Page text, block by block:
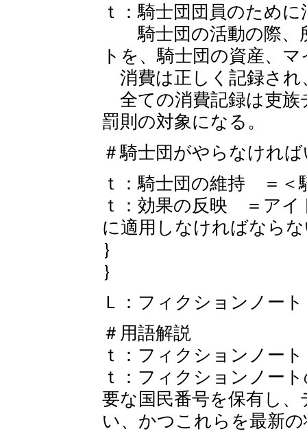
ｔ：騎士団団員のため
騎士団の活動の際、
トを、騎士団の資産、
消費は正しく記録され
全ての消費記録は吏族
罰則の対象になる。
＃騎士団がやらなけれ
ｔ：騎士団の維持 ＝＜
ｔ：効果の反映 ＝アイ
に適用しなければなら
｝
｝
Ｌ：フィクションノー
＃用語解説
ｔ：フィクションノー
ｔ：フィクションノー
要な国民番号を保有し
い、かつこれらを最新